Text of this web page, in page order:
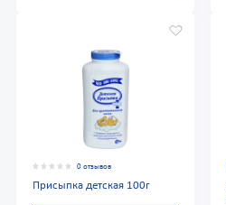
0 отзывов
Присыпка детская 100г